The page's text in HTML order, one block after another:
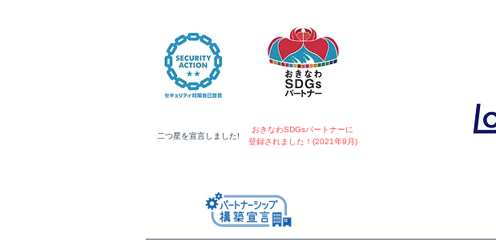
​二つ星を宣言しました!
おきなわSDGsパートナーに
登録されました！(2021年9月)